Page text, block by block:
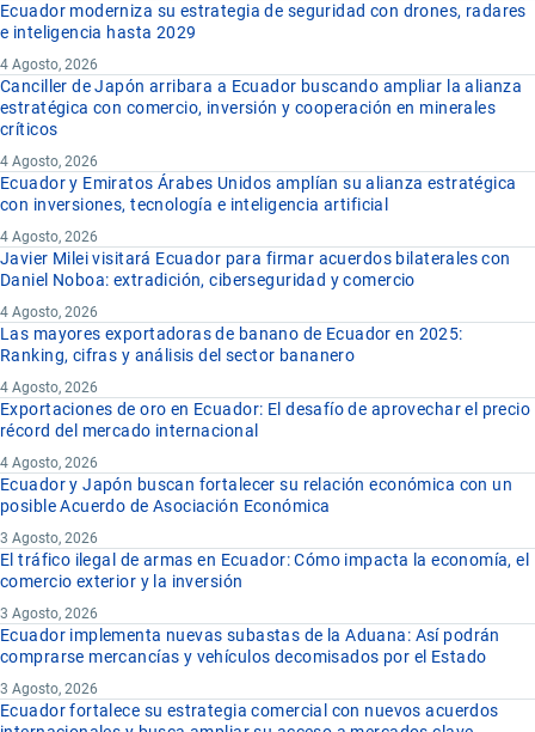
Ecuador moderniza su estrategia de seguridad con drones, radares
e inteligencia hasta 2029
4 Agosto, 2026
Canciller de Japón arribara a Ecuador buscando ampliar la alianza
estratégica con comercio, inversión y cooperación en minerales
críticos
4 Agosto, 2026
Ecuador y Emiratos Árabes Unidos amplían su alianza estratégica
con inversiones, tecnología e inteligencia artificial
4 Agosto, 2026
Javier Milei visitará Ecuador para firmar acuerdos bilaterales con
Daniel Noboa: extradición, ciberseguridad y comercio
4 Agosto, 2026
Las mayores exportadoras de banano de Ecuador en 2025:
Ranking, cifras y análisis del sector bananero
4 Agosto, 2026
Exportaciones de oro en Ecuador: El desafío de aprovechar el precio
récord del mercado internacional
4 Agosto, 2026
Ecuador y Japón buscan fortalecer su relación económica con un
posible Acuerdo de Asociación Económica
3 Agosto, 2026
El tráfico ilegal de armas en Ecuador: Cómo impacta la economía, el
comercio exterior y la inversión
3 Agosto, 2026
Ecuador implementa nuevas subastas de la Aduana: Así podrán
comprarse mercancías y vehículos decomisados por el Estado
3 Agosto, 2026
Ecuador fortalece su estrategia comercial con nuevos acuerdos